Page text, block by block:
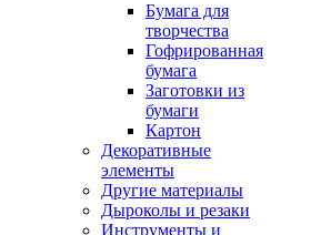
Бумага для
творчества
Гофрированная
бумага
Заготовки из
бумаги
Картон
Декоративные
элементы
Другие материалы
Дыроколы и резаки
Инструменты и